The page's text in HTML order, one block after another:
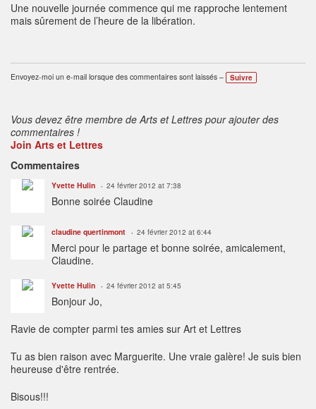
Une nouvelle journée commence qui me rapproche lentement
mais sûrement de l’heure de la libération.
Envoyez-moi un e-mail lorsque des commentaires sont laissés – Suivre
Vous devez être membre de Arts et Lettres pour ajouter des
commentaires !
Join Arts et Lettres
Commentaires
Yvette Hulin 24 février 2012 at 7:38
Bonne soirée Claudine
claudine quertinmont 24 février 2012 at 6:44
Merci pour le partage et bonne soirée, amicalement,
Claudine.
Yvette Hulin 24 février 2012 at 5:45
Bonjour Jo,
Ravie de compter parmi tes amies sur Art et Lettres
Tu as bien raison avec Marguerite. Une vraie galère! Je suis bien
heureuse d'être rentrée.
Bisous!!!